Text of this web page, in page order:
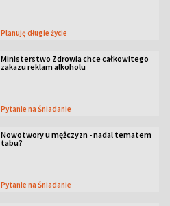
Planuję długie życie
Ministerstwo Zdrowia chce całkowitego
zakazu reklam alkoholu
Pytanie na Śniadanie
Nowotwory u mężczyzn - nadal tematem
tabu?
Pytanie na Śniadanie